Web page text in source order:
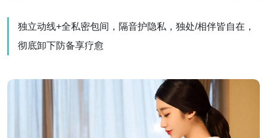
独立动线+全私密包间，隔音护隐私，独处/相伴皆自在，
彻底卸下防备享疗愈